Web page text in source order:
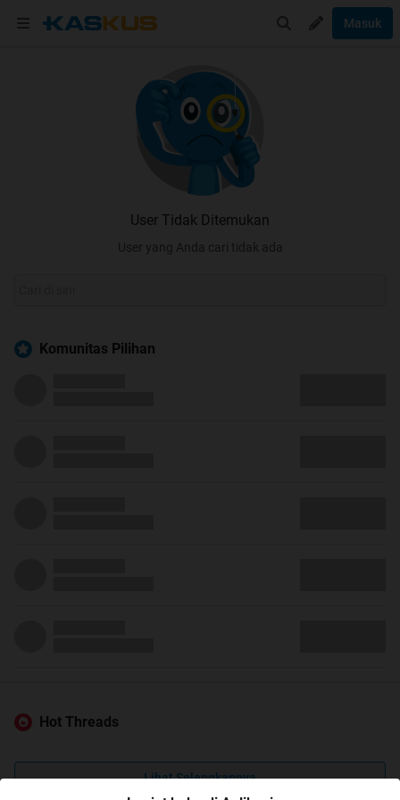
Masuk
User Tidak Ditemukan
User yang Anda cari tidak ada
Komunitas Pilihan
Hot Threads
Lihat Selengkapnya